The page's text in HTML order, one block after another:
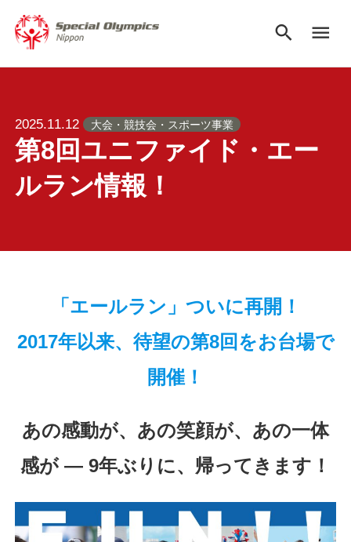
search menu
2025.11.12 大会・競技会・スポーツ事業
第8回ユニファイド・エー
ルラン情報！
「エールラン」ついに再開！
2017年以来、待望の第8回をお台場で
開催！
あの感動が、あの笑顔が、あの一体
感が ― 9年ぶりに、帰ってきます！